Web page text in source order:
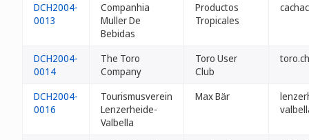
DCH2004-
0013
Companhia
Muller De
Bebidas
Productos
Tropicales
DCH2004-
0014
The Toro
Company
Toro User
Club
toro.ch
DCH2004-
0016
Tourismusverein
Lenzerheide-
Valbella
Max Bär